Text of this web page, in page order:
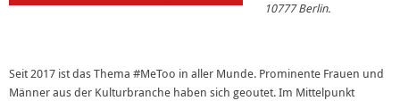
10777 Berlin.
Seit 2017 ist das Thema #MeToo in aller Munde. Prominente Frauen und
Männer aus der Kulturbranche haben sich geoutet. Im Mittelpunkt